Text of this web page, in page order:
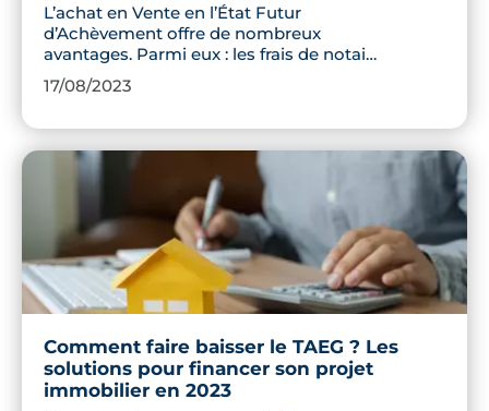
L’achat en Vente en l’État Futur
d’Achèvement offre de nombreux
avantages. Parmi eux : les frais de notaire
réduits. Dans cet article, on vous dit tout
sur les frais de notaire, comment ils sont
que dans l’ancien.
17/08/2023
Comment faire baisser le TAEG ? Les
solutions pour financer son projet
immobilier en 2023